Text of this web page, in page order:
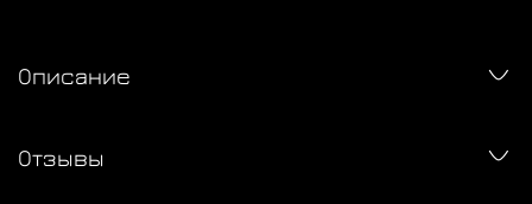
Описание
Отзывы